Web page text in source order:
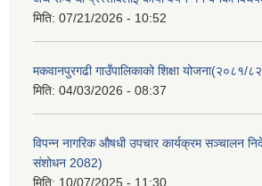
मिति: 07/21/2026 - 10:52
मकवानपुरगढी गाउँपालिकाको शिक्षा योजना(२०८१/
मिति: 04/03/2026 - 08:37
विपन्न नागरिक औषधी उपचार कार्यक्रम सञ्चालन
संशोधन 2082)
मिति: 10/07/2025 - 11:30